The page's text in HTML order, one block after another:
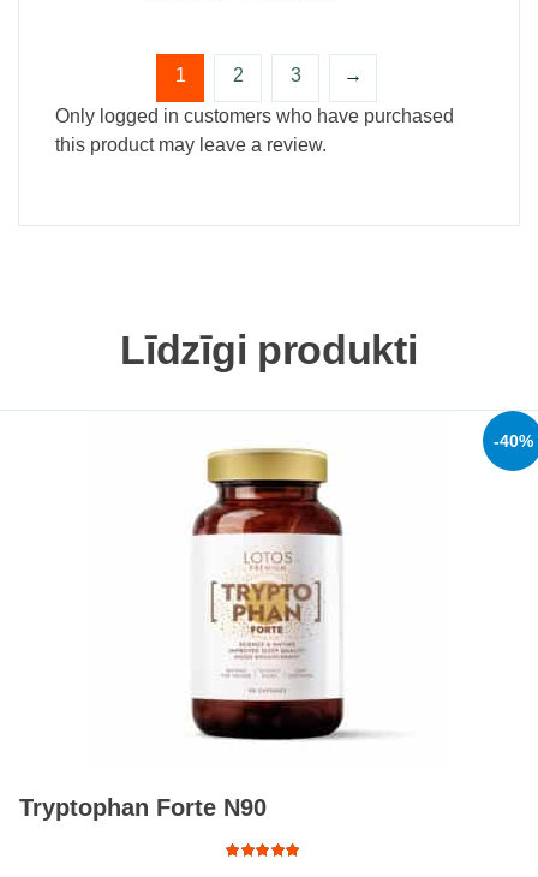
1 2 3
→
Only logged in customers who have purchased
this product may leave a review.
Līdzīgi produkti
-40%
Tryptophan Forte N90